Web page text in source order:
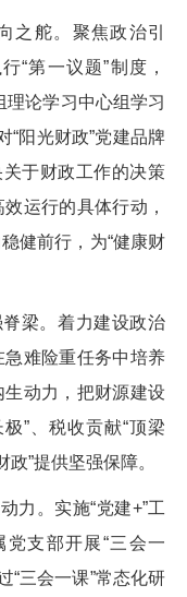
之舵。聚焦政治引
“第一议题”制度，
理论学习中心组学习
“阳光财政”党建品牌
于财政工作的决策
运行的具体行动，
健前行，为“健康财
梁。着力建设政治
难险重任务中培养
动力，把财源建设
”、税收贡献“顶梁
”提供坚强保障。
力。实施“党建+”工
支部开展“三会一
“三会一课”常态化研